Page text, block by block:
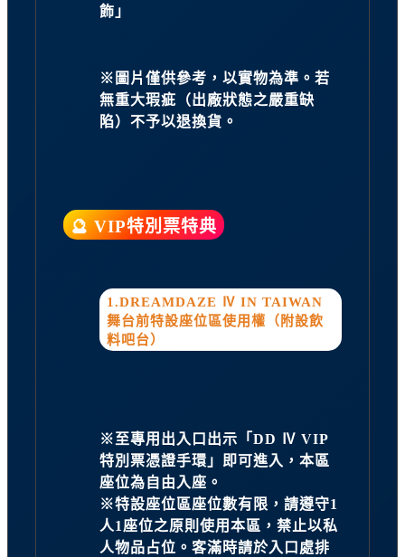
飾」
※圖片僅供參考，以實物為準。若
無重大瑕疵（出廠狀態之嚴重缺
陷）不予以退換貨。
🔮 VIP特別票特典
1.DREAMDAZE Ⅳ IN TAIWAN
舞台前特設座位區使用權（附設飲
料吧台）
※至專用出入口出示「DD Ⅳ VIP
特別票憑證手環」即可進入，本區
座位為自由入座。
※特設座位區座位數有限，請遵守1
人1座位之原則使用本區，禁止以私
人物品占位。客滿時請於入口處排